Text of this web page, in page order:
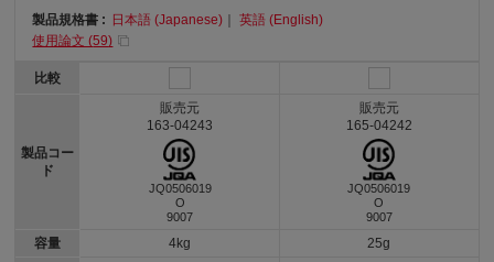
製品規格書 :
日本語 (Japanese) ｜英語 (English)
使用論文 (59)
比較
製品コー
ド
容量
販売元
163-04243
JQ0506019
O
9007
4kg
販売元
165-04242
JQ0506019
O
9007
25g